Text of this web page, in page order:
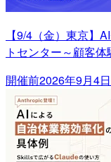
【9/4（金）東京】
トセンター～顧客
開催前2026年9月4